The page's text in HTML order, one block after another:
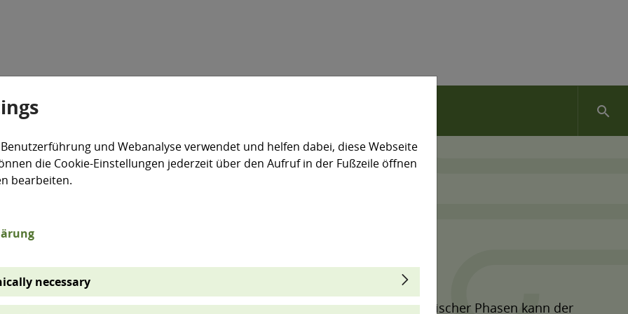
Veranstaltungen search
Klima Blühbeginn Apfel
zeigt den Eintritt des Vollfrühlings an. Aus den Eintrittszeiten phänologischer Phasen kann der
und Webanalyse verwendet und helfen dabei, diese Webseite
die Cookie-Einstellungen jederzeit über den Aufruf in der Fußzeile öffnen
bearbeiten.
necessary